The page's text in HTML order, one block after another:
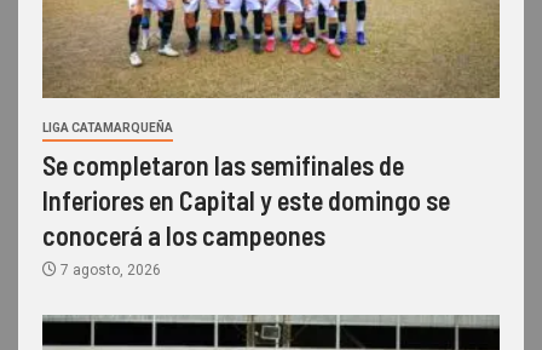
LIGA CATAMARQUEÑA
Se completaron las semifinales de
Inferiores en Capital y este domingo se
conocerá a los campeones
7 agosto, 2026